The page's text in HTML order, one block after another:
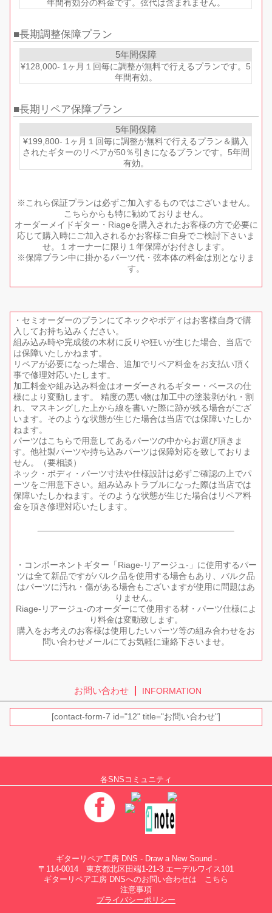
年間有効分の料金です。弦代は含まれません。
長期調整保障プラン
5年間保障
¥128,000- 1ヶ月１回毎に調整が無料で行えるプランです。5
年間有効。
長期リペア保障プラン
5年間保障
¥199,800- 1ヶ月１回毎に調整が無料で行えるプラン＆購入
されたギターのリペアが50％引きになるプランです。5年間
有効。
※これら保証プランは必ずご加入するものではございません。
こちらからも特に勧めておりません。
オーダーメイドギター・Riageを購入されたお客様の方で必要に
応じて購入時にご加入されるかお客様ご自身でご検討下さいま
せ。１オーナーに限り１年保障がお付きします。
※保障プラン中に掛かるパーツ代・弦本体の料金は別となりま
す。
・セミオーダーのプランにてネックやボディはお客様自身で購
入してお持ち込みください。
組み込み時や完成後の木材に反りや狂いが生じた場合、当店で
は保障いたしかねます。
リペアが必要になった場合、追加でリペア料金をお支払い頂く
事で修理対応いたします。
加工料金や組み込み料金はオーダーされるギター・ベースの仕
様により変動します。 精度の悪い物は加工中の塗装剥がれ・割
れ、マスキングした上から線を書いた際に跡が残る場合がござ
います。そのような状態が生じた場合は当店では保障いたしか
ねます。
パーツはこちらで用意してあるパーツの中からお選び頂きま
す。他社製パーツや持ち込みパーツは保障対応を致しておりま
せん。（要相談）
ネック・ボディ・パーツ寸法や仕様設計は必ずご確認の上でパ
ーツをご用意下さい。組み込みトラブルになった際は当店では
保障いたしかねます。そのような状態が生じた場合はリペア料
金を頂き修理対応いたします。
・コンポーネントギター「Riage-リアージュ-」に使用するパー
ツは全て新品ですがバルク品を使用する場合もあり、バルク品
はパーツに汚れ・傷がある場合もございますが使用に問題はあ
りません。
Riage-リアージュ-のオーダーにて使用する材・パーツ仕様によ
り料金は変動致します。
購入をお考えのお客様は使用したいパーツ等の組み合わせをお
問い合わせメールにてお気軽に連絡下さいませ。
お問い合わせ INFORMATION
[contact-form-7 id="12" title="お問い合わせ"]
各SNSコミュニティ
ギターリペア工房 DNS - Draw a New Sound -
〒114-0014 東京都北区田端1-21-3 エーデルワイス101
ギターリペア工房 DNSへのお問い合わせは こちら
注意事項
プライバシーポリシー